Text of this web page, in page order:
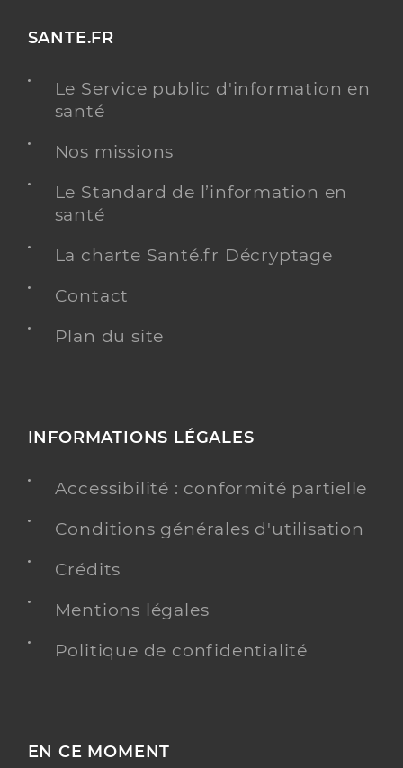
SANTE.FR
Le Service public d'information en
santé
Nos missions
Le Standard de l’information en
santé
La charte Santé.fr Décryptage
Contact
Plan du site
INFORMATIONS LÉGALES
Accessibilité : conformité partielle
Conditions générales d'utilisation
Crédits
Mentions légales
Politique de confidentialité
EN CE MOMENT